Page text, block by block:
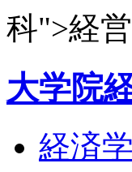
科">経
大学院
経済